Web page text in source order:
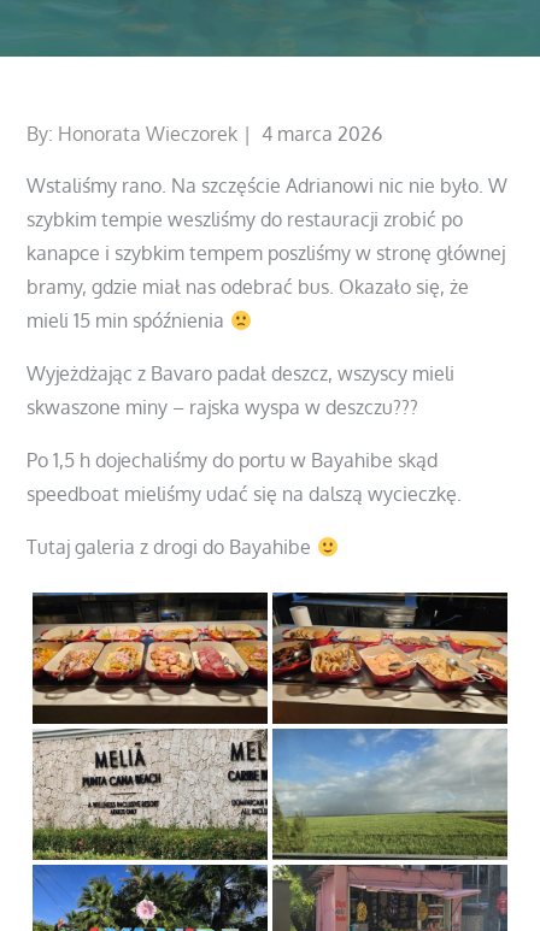
By: Honorata Wieczorek
Posted
4 marca 2026
Wstaliśmy rano. Na szczęście Adrianowi nic nie było. W
szybkim tempie weszliśmy do restauracji zrobić po
kanapce i szybkim tempem poszliśmy w stronę głównej
bramy, gdzie miał nas odebrać bus. Okazało się, że
mieli 15 min spóźnienia
Wyjeżdżając z Bavaro padał deszcz, wszyscy mieli
skwaszone miny – rajska wyspa w deszczu???
Po 1,5 h dojechaliśmy do portu w Bayahibe skąd
speedboat mieliśmy udać się na dalszą wycieczkę.
Tutaj galeria z drogi do Bayahibe